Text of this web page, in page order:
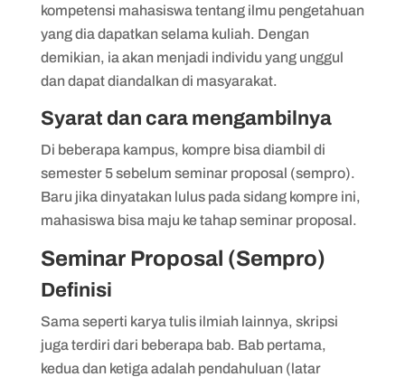
kompetensi mahasiswa tentang ilmu pengetahuan
yang dia dapatkan selama kuliah. Dengan
demikian, ia akan menjadi individu yang unggul
dan dapat diandalkan di masyarakat.
Syarat dan cara mengambilnya
Di beberapa kampus, kompre bisa diambil di
semester 5 sebelum seminar proposal (sempro).
Baru jika dinyatakan lulus pada sidang kompre ini,
mahasiswa bisa maju ke tahap seminar proposal.
Seminar Proposal (Sempro)
Definisi
Sama seperti karya tulis ilmiah lainnya, skripsi
juga terdiri dari beberapa bab. Bab pertama,
kedua dan ketiga adalah pendahuluan (latar